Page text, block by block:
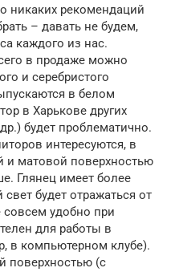
никаких рекомендаций
– давать не будем,
каждого из нас.
в продаже можно
и серебристого
в белом
в Харькове других
будет проблематично.
интересуются, в
и матовой поверхностью
Глянец имеет более
будет отражаться от
совсем удобно при
для работы в
в компьютерном клубе).
поверхностью (с